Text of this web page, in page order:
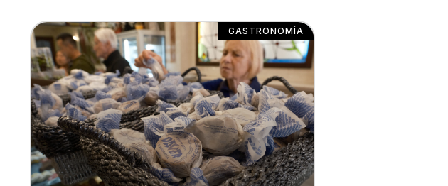
GASTRONOMÍA